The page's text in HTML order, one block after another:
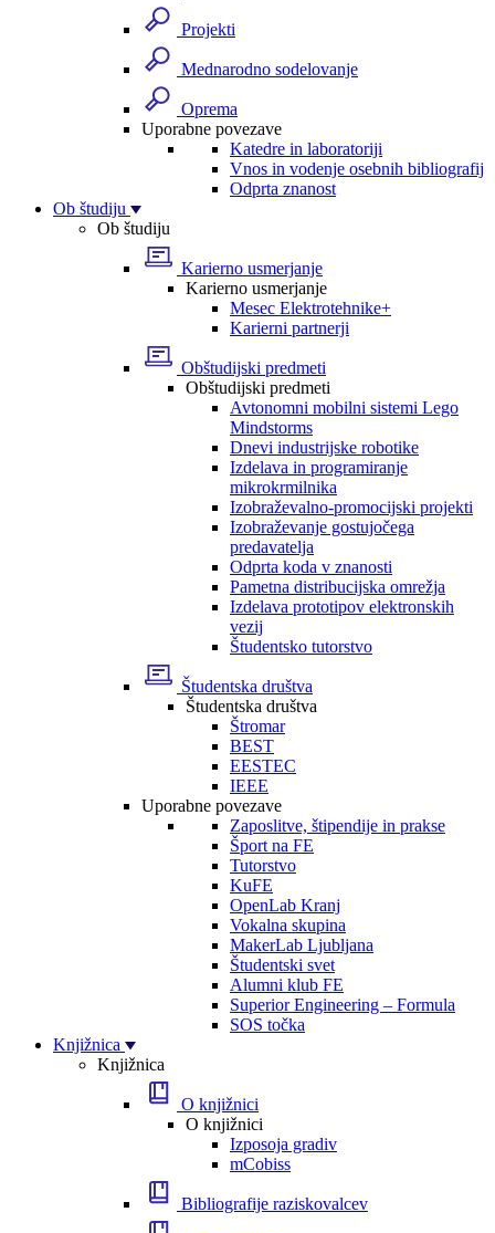
Projekti
Mednarodno sodelovanje
Oprema
Uporabne povezave
Katedre in laboratoriji
Vnos in vodenje osebnih bibliografij
Odprta znanost
Ob študiju
Ob študiju
Karierno usmerjanje
Karierno usmerjanje
Mesec Elektrotehnike+
Karierni partnerji
Obštudijski predmeti
Obštudijski predmeti
Avtonomni mobilni sistemi Lego
Mindstorms
Dnevi industrijske robotike
Izdelava in programiranje
mikrokrmilnika
Izobraževalno-promocijski projekti
Izobraževanje gostujočega
predavatelja
Odprta koda v znanosti
Pametna distribucijska omrežja
Izdelava prototipov elektronskih
vezij
Študentsko tutorstvo
Študentska društva
Študentska društva
Štromar
BEST
EESTEC
IEEE
Uporabne povezave
Zaposlitve, štipendije in prakse
Šport na FE
Tutorstvo
KuFE
OpenLab Kranj
Vokalna skupina
MakerLab Ljubljana
Študentski svet
Alumni klub FE
Superior Engineering – Formula
SOS točka
Knjižnica
Knjižnica
O knjižnici
O knjižnici
Izposoja gradiv
mCobiss
Bibliografije raziskovalcev